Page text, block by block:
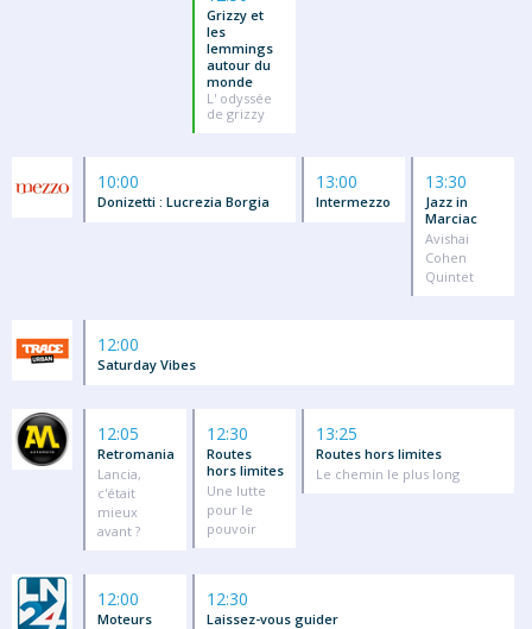
Grizzy et
les
lemmings
autour du
monde
L' odyssée
de grizzy
10:00
Donizetti : Lucrezia Borgia
13:00
Intermezzo
13:30
Jazz in
Marciac
Avishai
Cohen
Quintet
12:00
Saturday Vibes
12:05
Retromania
Lancia,
c'était
mieux
avant ?
12:30
Routes
hors limites
Une lutte
pour le
pouvoir
13:25
Routes hors limites
Le chemin le plus long
12:00
Moteurs
12:30
Laissez-vous guider